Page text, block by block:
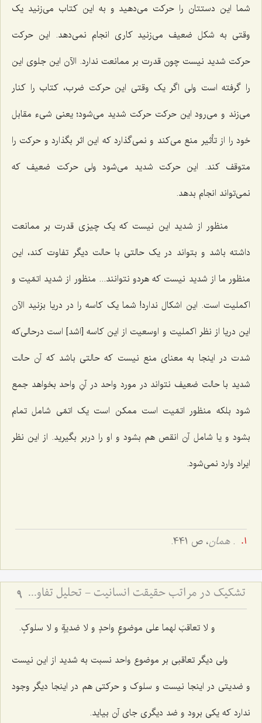
شما این دستتان را حرکت مى‌دهید و به این کتاب مى‌زنید یک
وقتى به شکل ضعیف مى‌زنید کارى انجام نمى‌دهد. این حرکت
حرکت شدید نیست چون قدرت بر ممانعت ندارد. الآن این جلوى این
را گرفته است ولى اگر یک وقتى این حرکت ضرب، کتاب را کنار
مى‌زند و مى‌رود این حرکت حرکت شدید مى‌شود؛ یعنى شىء مقابل
خود را از تأثیر منع مى‌کند و نمى‌گذارد که این اثر بگذارد و حرکت را
متوقف کند. این حرکت شدید مى‌شود ولی حرکت ضعیف که
نمى‌تواند انجام بدهد.
منظور از شدید این نیست که یک چیزى قدرت بر ممانعت
داشته باشد و بتواند در یک حالتى با حالت دیگر تفاوت کند، این
منظور ما از شدید نیست که هردو نتوانند... منظور از شدید اتمّیت و
اکملیت است. این اشکال ندارد! شما یک کاسه را در دریا بزنید الآن
این دریا از نظر اکملیت و اوسعیت از این کاسه [اشد] است درحالى‌که
شدت در اینجا به معناى منع نیست که حالتى باشد که آن حالت
شدید با حالت ضعیف نتواند در مورد واحد در آنِ واحد بخواهد جمع
شود بلکه منظور اتمّیت است ممکن است یک اتمّى شامل تمام
بشود و یا شامل آن انقص هم بشود و او را دربر بگیرید. از این نظر
ایراد وارد نمى‌شود.
.همان، ص 441.
تشکیک در مراتب حقیقت انسانیت - تحلیل تفاوت صور ملکوتی افراد بر اساس شدت و ضعف فصل 9
و لا تعاقبَ لهما على موضوعٍ واحدٍ و لا ضدیةٍ و لا سلوکٍ‌.
ولى دیگر تعاقبى بر موضوع واحد نسبت به شدید از این نیست
و ضدیتى در اینجا نیست و سلوک و حرکتى هم در اینجا دیگر وجود
ندارد که یکى برود و ضد دیگرى جای آن بیاید.